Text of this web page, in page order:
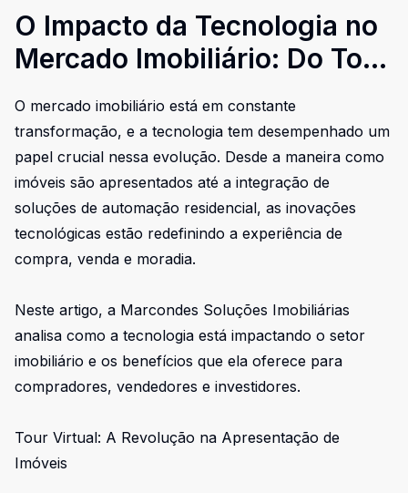
O Impacto da Tecnologia no
Mercado Imobiliário: Do Tour
Virtual à Automação
Residencial
O mercado imobiliário está em constante
transformação, e a tecnologia tem desempenhado um
papel crucial nessa evolução. Desde a maneira como
imóveis são apresentados até a integração de
soluções de automação residencial, as inovações
tecnológicas estão redefinindo a experiência de
compra, venda e moradia.
Neste artigo, a Marcondes Soluções Imobiliárias
analisa como a tecnologia está impactando o setor
imobiliário e os benefícios que ela oferece para
compradores, vendedores e investidores.
Tour Virtual: A Revolução na Apresentação de
Imóveis